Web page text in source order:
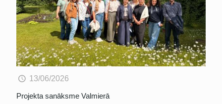
13/06/2026
Projekta sanāksme Valmierā